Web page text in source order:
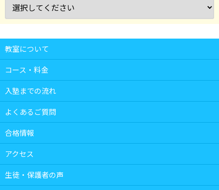
教室について
コース・料金
入塾までの流れ
よくあるご質問
合格情報
アクセス
生徒・保護者の声